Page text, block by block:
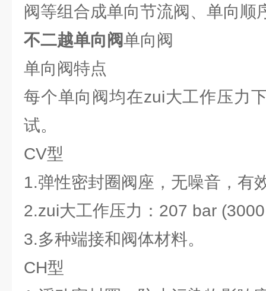
阀等组合成单向节流阀、单向顺
不二越单向阀单向阀
单向阀特点
每个单向阀均在zui大工作压力
试。
CV型
1.弹性密封圈阀座，无噪音，有
2.zui大工作压力：207 bar
3.多种端接和阀体材料。
CH型